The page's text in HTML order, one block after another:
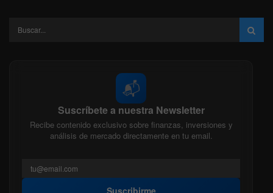
📬
Suscríbete a nuestra Newsletter
Recibe contenido exclusivo sobre finanzas, inversiones y
análisis de mercado directamente en tu email.
Suscribirme